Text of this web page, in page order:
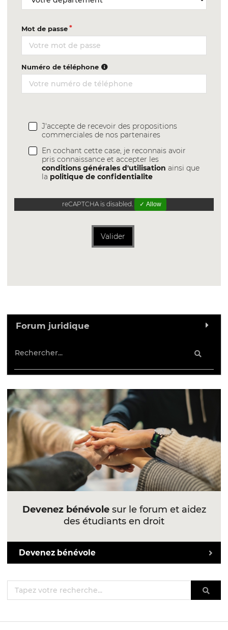
Mot de passe
Numéro de téléphone
J'accepte de recevoir des propositions
commerciales de nos partenaires
En cochant cette case, je reconnais avoir
pris connaissance et accepter les
conditions générales d'utilisation ainsi que
la politique de confidentialite
reCAPTCHA is disabled. ✓ Allow
Valider
Forum juridique
Devenez bénévolesur le forum et aidez
des étudiants en droit
Devenez bénévole